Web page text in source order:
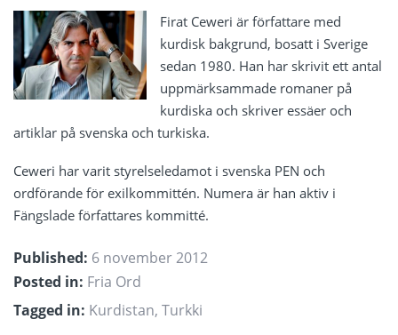
Firat Ceweri är författare med
kurdisk bakgrund, bosatt i Sverige
sedan 1980. Han har skrivit ett antal
uppmärksammade romaner på
kurdiska och skriver essäer och
artiklar på svenska och turkiska.
Ceweri har varit styrelseledamot i svenska PEN och
ordförande för exilkommittén. Numera är han aktiv i
Fängslade författares kommitté.
Published: 6 november 2012
Posted in: Fria Ord
Tagged in: Kurdistan, Turkki